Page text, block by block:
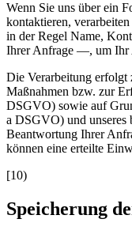
Wenn Sie uns über ein
kontaktieren,
in der Regel Name,
Ihrer Anfrage —, um Ihr
Die Verarbeitung
Maßnahmen bzw. zur
DSGVO) sowie auf
a DSGVO) und unseres
Beantwortung Ihrer
können eine erteilte
[10)
Speicherung